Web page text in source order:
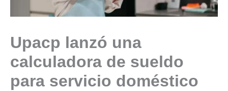
Upacp lanzó una
calculadora de sueldo
para servicio doméstico